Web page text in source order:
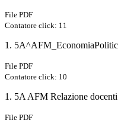
File PDF
Contatore click: 11
1.
File PDF
Contatore click: 10
1. 5A AFM Relazione
File PDF